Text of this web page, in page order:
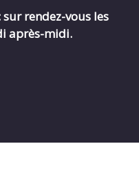
sur rendez-vous les
après-midi.